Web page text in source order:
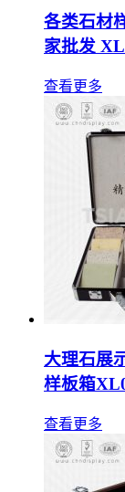
各类石材
家批发
查看更多
大理石展
样板箱
查看更多